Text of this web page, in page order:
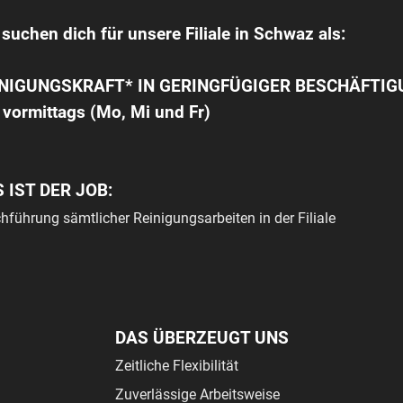
dich für unsere Filiale in Schwaz als:
IN GERINGFÜGIGER
(Mo, Mi und Fr)
IST DER JOB:
sämtlicher Reinigungsarbeiten in der Filiale
DAS ÜBERZEUGT UNS
Zeitliche Flexibilität
Zuverlässige Arbeitsweise